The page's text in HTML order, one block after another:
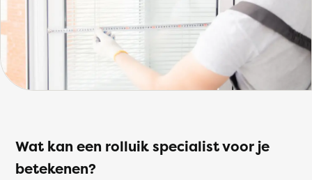
Wat kan een rolluik specialist voor je
betekenen?